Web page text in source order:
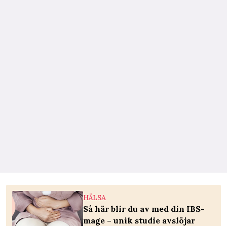
HÄLSA
Så här blir du av med din IBS-
mage – unik studie avslöjar